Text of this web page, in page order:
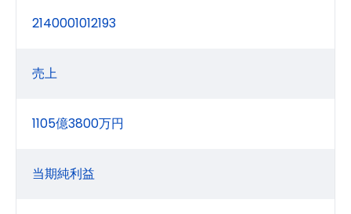
2140001012193
売上
1105億3800万円
当期純利益